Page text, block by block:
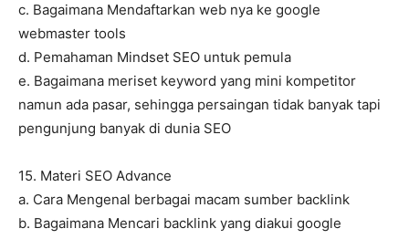
c. Bagaimana Mendaftarkan web nya ke google
webmaster tools
d. Pemahaman Mindset SEO untuk pemula
e. Bagaimana meriset keyword yang mini kompetitor
namun ada pasar, sehingga persaingan tidak banyak tapi
pengunjung banyak di dunia SEO
15. Materi SEO Advance
a. Cara Mengenal berbagai macam sumber backlink
b. Bagaimana Mencari backlink yang diakui google